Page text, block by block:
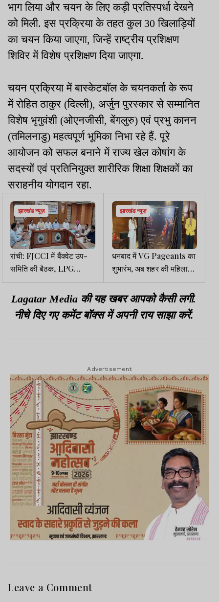
भाग लिया और चयन के लिए कड़ी प्रतिस्पर्धा देखने
को मिली. इस प्रक्रिया के तहत कुल 30 खिलाड़ियों
का चयन किया जाएगा, जिन्हें राष्ट्रीय प्रशिक्षण
शिविर में विशेष प्रशिक्षण दिया जाएगा.
चयन प्रक्रिया में बास्केटबॉल के चयनकर्ता के रूप
में रोहित ठाकुर (दिल्ली), अर्जुन पुरस्कार से सम्मानित
विशेष भृगुवंशी (ओएनजीसी, बेंगलुरु) एवं प्रभु कानन
(तमिलनाडु) महत्वपूर्ण भूमिका निभा रहे हैं. पूरे
आयोजन को सफल बनाने में राज्य खेल कोषांग के
सदस्यों एवं प्रतिनियुक्त शारीरिक शिक्षा शिक्षकों का
सराहनीय योगदान रहा.
झारखंड न्यूज़
रांची: FJCCI में बैंक्वेट उप-
समिति की बैठक, LPG
कॉमर्शियल सिलिंडर की आपूर्ति
पर हुई चर्चा
झारखंड न्यूज़
धनबाद में VG Pageants का
शुभारंभ, अब शहर की महिलाओं
को मिलेगा राष्ट्रीय मंच
Lagatar Media की यह खबर आपको कैसी लगी.
नीचे दिए गए कमेंट बॉक्स में अपनी राय साझा करें.
Advertisement
Leave a Comment